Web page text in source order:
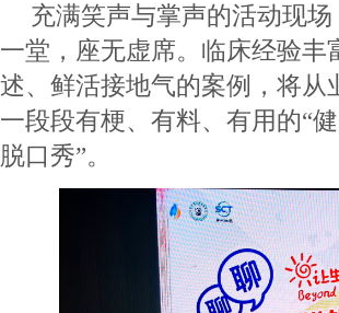
充满笑声与掌声的活动现
一堂，座无虚席。临床经验
述、鲜活接地气的案例，将
一段段有梗、有料、有用的“
脱口秀”。